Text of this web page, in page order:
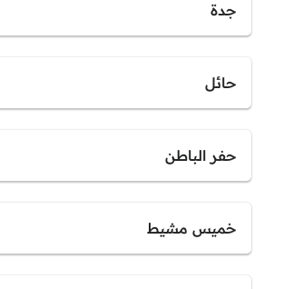
جدة
حائل
حفر الباطن
خميس مشيط